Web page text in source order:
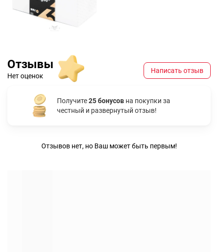
Отзывы
Нет оценок
Написать отзыв
Получите25 бонусов на покупки за
честный и развернутый отзыв!
Отзывов нет, но Ваш может быть первым!